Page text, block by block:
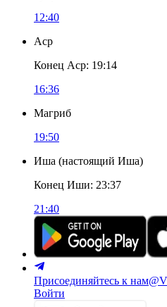
12:40
Аср
Конец Аср: 19:14
16:36
Магриб
19:50
Иша (настоящий Иша)
Конец Иши: 23:37
21:40
Присоединяйтесь к нам
Войти